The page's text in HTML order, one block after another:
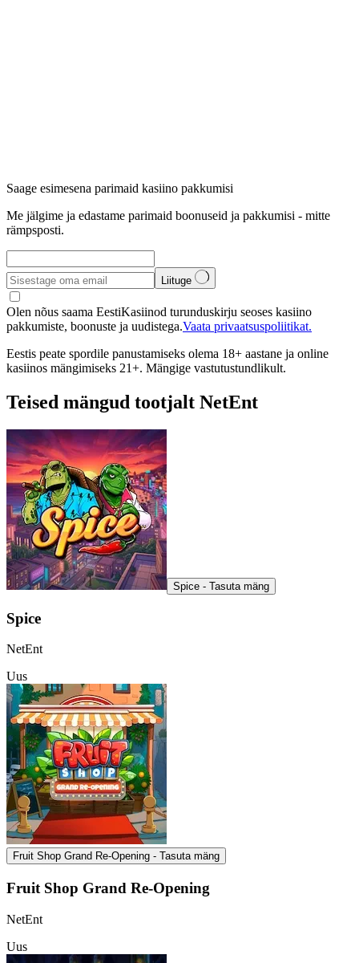
Saage esimesena parimaid kasiino pakkumisi
Me jälgime ja edastame parimaid boonuseid ja pakkumisi - mitte
rämpsposti.
Liituge
Olen nõus saama EestiKasiinod turunduskirju seoses kasiino
pakkumiste, boonuste ja uudistega.Vaata privaatsuspoliitikat.
Eestis peate spordile panustamiseks olema 18+ aastane ja online
kasiinos mängimiseks 21+. Mängige vastutustundlikult.
Teised mängud tootjalt NetEnt
Spice - Tasuta mäng
Spice
NetEnt
Uus
Fruit Shop Grand Re-Opening - Tasuta mäng
Fruit Shop Grand Re-Opening
NetEnt
Uus